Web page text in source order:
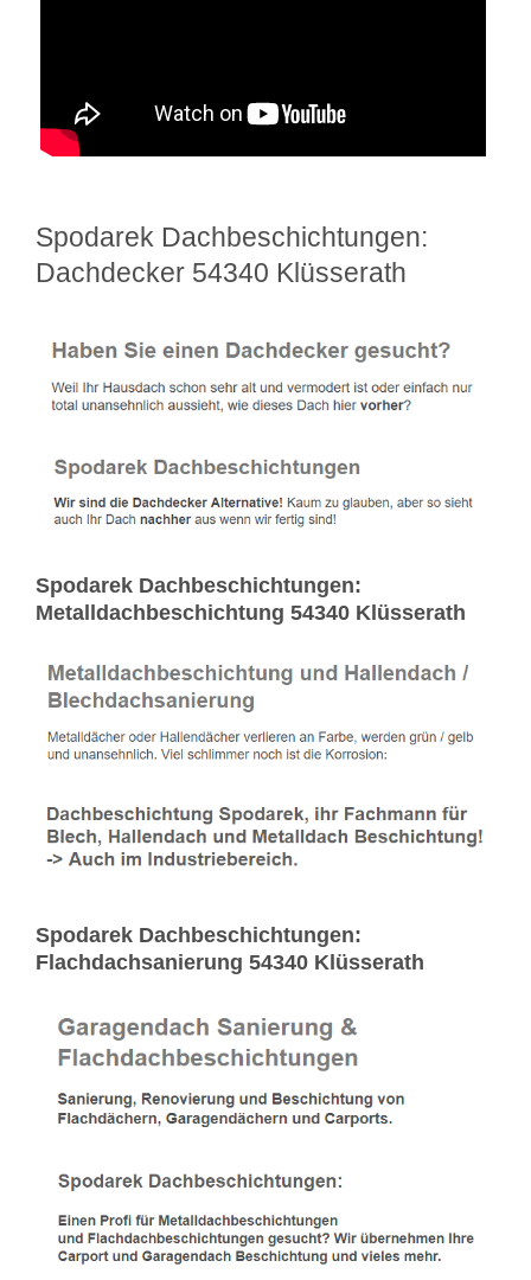
Spodarek Dachbeschichtungen:
Dachdecker 54340 Klüsserath
Spodarek Dachbeschichtungen:
Metalldachbeschichtung 54340 Klüsserath
Spodarek Dachbeschichtungen:
Flachdachsanierung 54340 Klüsserath